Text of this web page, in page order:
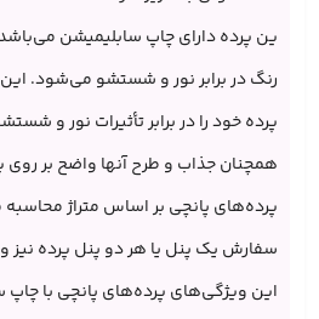
ین پرده دارای چاپ سابلیمیشن
رنگ در برابر نور و شستشو می‌شود.
پرده خود را در برابر تأثیرات نور و
همچنان جذاب و طرح آنها واضح بر روی
پرده‌های پانچی بر اساس متراژ
سفارش یک پنل یا هر دو پنل پرده نیز
این ویژگی‌های پرده‌های پانچی با چاپ